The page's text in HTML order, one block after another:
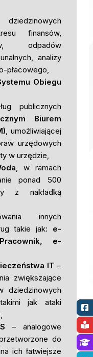
finansów,
odpadów
analizy
płacowego,
Obiegu
publicznych
Biurem
, umożliwiającej
urzędowych
w urzędzie,
, w ramach
ponad 500
z nakładką
innych
takie jak: e-
e-
IT –
zwiększające
dziedzinowych
jak ataki
– analogowe
do
ich łatwiejsze